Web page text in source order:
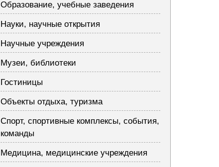
Образование, учебные заведения
Науки, научные открытия
Научные учреждения
Музеи, библиотеки
Гостиницы
Объекты отдыха, туризма
Спорт, спортивные комплексы, события,
команды
Медицина, медицинские учреждения